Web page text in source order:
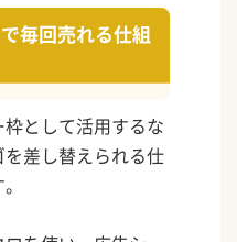
毎回売れる仕組
として活用するな
差し替えられる仕